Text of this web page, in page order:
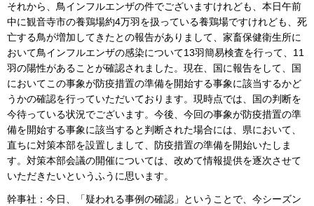
それから、鳥インフルエンザの件でございますけれども、本日午前
中に観音寺市の養鶏場約4万羽を扱っている養鶏場ですけれども、死
亡する鳥が増加してきたとの報告がありまして、家畜保健衛生所に
おいて鳥インフルエンザの感染について13羽簡易検査を行って、11
羽の陽性があることが確認されました。現在、国に報告をして、国
においてこの事象が防疫措置の準備を開始する事象に該当するかど
うかの確認を行っていただいております。現時点では、国の判断を
今待っている状況でございます。今後、今回の事象が防疫措置の準
備を開始する事象に該当すると判断された場合には、県において、
直ちに対策本部を設置しまして、防疫措置の準備を開始いたしま
す。対策本部会議の開催については、改めて情報提供を逐次させて
いただきたいというふうに思います。
幹事社：今日、「疑われる事例の確認」ということで、今シーズン